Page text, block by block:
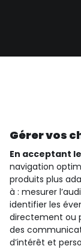
qui sommes-
besoin d'aide ?
le club fidélité
Gérer vos
En acceptant
navigation
produits plus
à : mesurer
identifier les
directement ou
des
d’intérêt et